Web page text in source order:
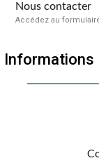
Nous contacter
Accédez au
Informations